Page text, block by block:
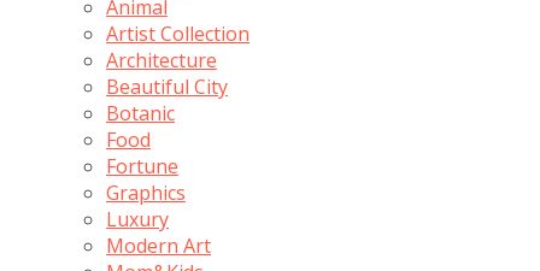
Animal
Artist Collection
Architecture
Beautiful City
Botanic
Food
Fortune
Graphics
Luxury
Modern Art